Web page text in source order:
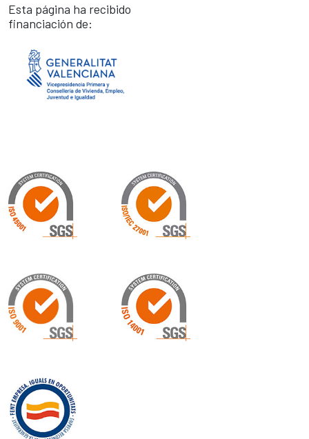
Esta página ha recibido
financiación de: